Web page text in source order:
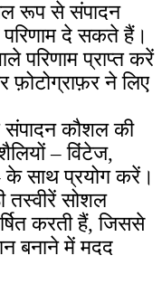
रूप से संपादन
दे सकते हैं।
परिणाम प्राप्त करें
ने लिए
संपादन कौशल की
– विंटेज,
साथ प्रयोग करें।
तस्वीरें सोशल
करती हैं, जिससे
बनाने में मदद